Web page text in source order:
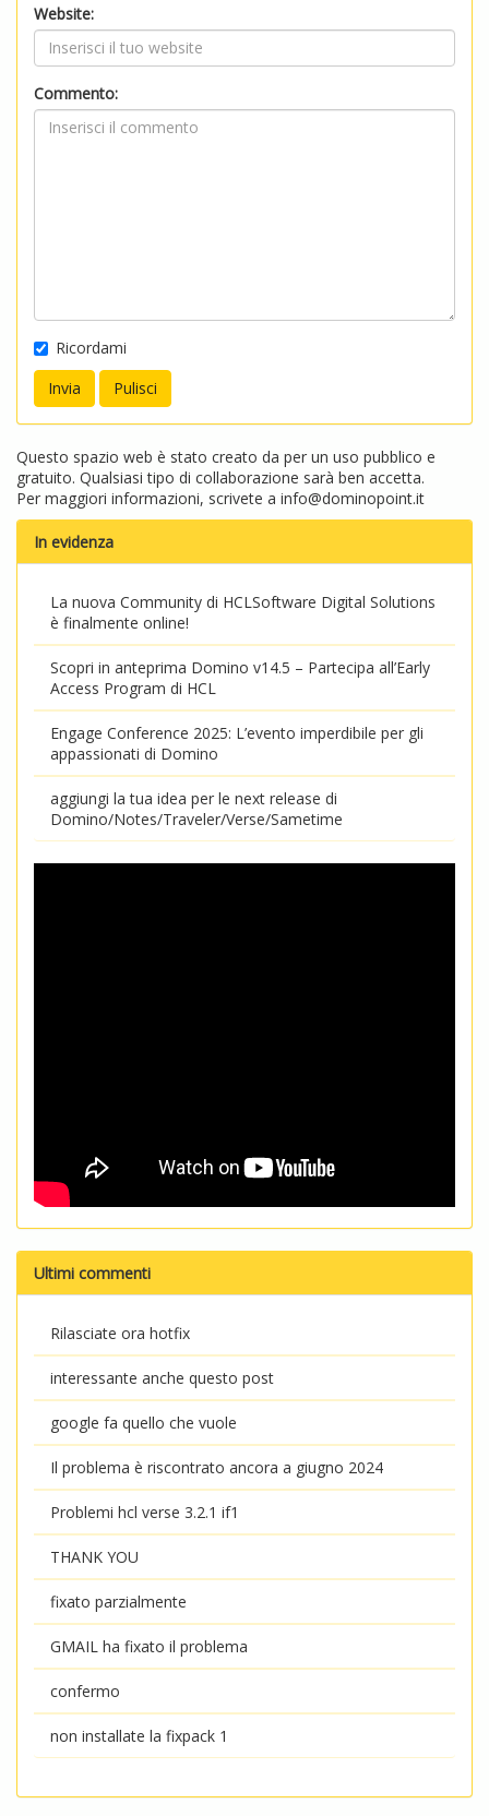
Website:
Commento:
Ricordami
Questo spazio web è stato creato da per un uso pubblico e
gratuito. Qualsiasi tipo di collaborazione sarà ben accetta.
Per maggiori informazioni, scrivete a info@dominopoint.it
In evidenza
La nuova Community di HCLSoftware Digital Solutions
è finalmente online!
Scopri in anteprima Domino v14.5 – Partecipa all’Early
Access Program di HCL
Engage Conference 2025: L’evento imperdibile per gli
appassionati di Domino
aggiungi la tua idea per le next release di
Domino/Notes/Traveler/Verse/Sametime
Ultimi commenti
Rilasciate ora hotfix
interessante anche questo post
google fa quello che vuole
Il problema è riscontrato ancora a giugno 2024
Problemi hcl verse 3.2.1 if1
THANK YOU
fixato parzialmente
GMAIL ha fixato il problema
confermo
non installate la fixpack 1